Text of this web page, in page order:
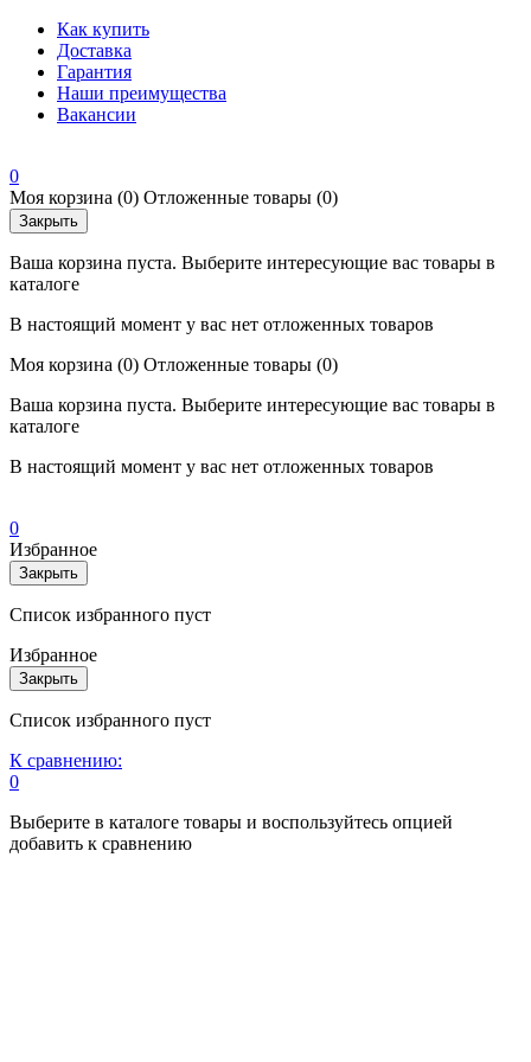
Как купить
Доставка
Гарантия
Наши преимущества
Вакансии
0
Моя корзина (0) Отложенные товары (0)
Закрыть
Ваша корзина пуста. Выберите интересующие вас товары в
каталоге
В настоящий момент у вас нет отложенных товаров
Моя корзина (0) Отложенные товары (0)
Ваша корзина пуста. Выберите интересующие вас товары в
каталоге
В настоящий момент у вас нет отложенных товаров
0
Избранное
Закрыть
Список избранного пуст
Избранное
Закрыть
Список избранного пуст
К сравнению:
0
Выберите в каталоге товары и воспользуйтесь опцией
добавить к сравнению